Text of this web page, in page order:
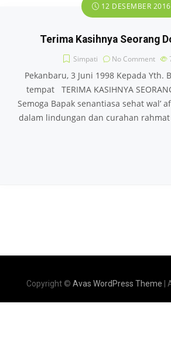
12 DESEMBER 2016
Terima Kasihnya Seorang
Simpati No Comment
Pekanbaru, 3 Juni 1998 Kepada Yth.
tempat TERIMA KASIHNYA
Semoga Bapak senantiasa sehat wal’
dalam lindungan dan curahan
Copyright © Avas WordPress Theme |